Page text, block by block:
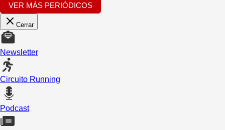
VER MÁS PERIÓDICOS
Cerrar
Newsletter
Circuito Running
Podcast